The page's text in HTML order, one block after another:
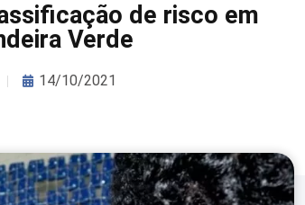
de risco em
Verde
14/10/2021